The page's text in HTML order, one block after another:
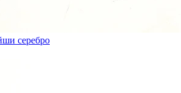
серебро